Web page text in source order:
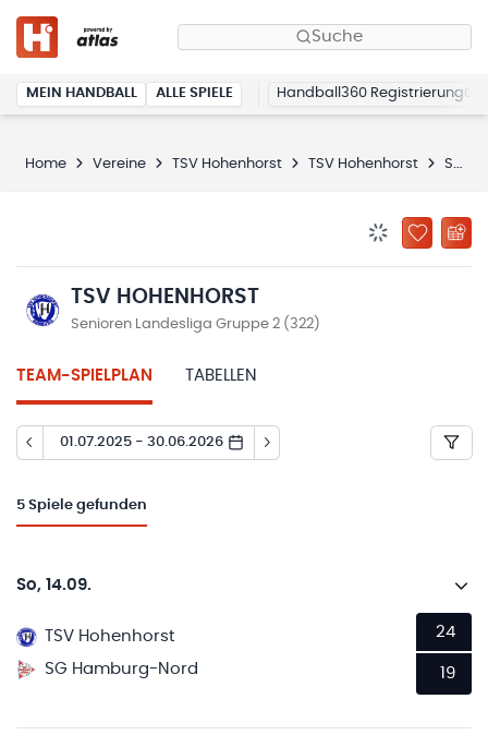
Suche
MEIN HANDBALL ALLE SPIELE Handball360 Registrierung
Home Vereine TSV Hohenhorst TSV Hohenhorst Spielplan
ZU
TSV HOHENHORST
Senioren Landesliga Gruppe 2 (322)
TEAM-SPIELPLAN TABELLEN
01.07.2025 - 30.06.2026
5 Spiele gefunden
So, 14.09.
TSV Hohenhorst
SG Hamburg-Nord
24
19